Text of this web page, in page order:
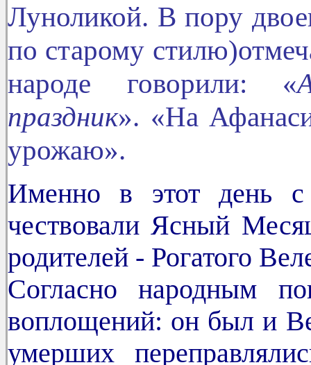
Луноликой. В пору
по старому
народе говорили: «
праздник». «На
урожаю».
Именно в этот день с
чествовали Ясный
родителей - Рогатого
Согласно народным
воплощений: он был и
умерших